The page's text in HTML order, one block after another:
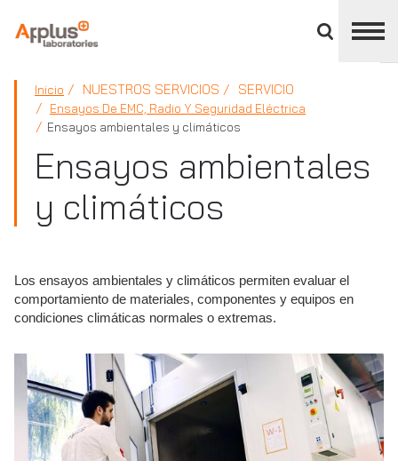
panel
APPLUS+
Inicio NUESTROS SERVICIOS SERVICIO
Ensayos De EMC, Radio Y Seguridad Eléctrica
Ensayos ambientales y climáticos
Ensayos ambientales
y climáticos
Los ensayos ambientales y climáticos permiten evaluar el
comportamiento de materiales, componentes y equipos en
condiciones climáticas normales o extremas.